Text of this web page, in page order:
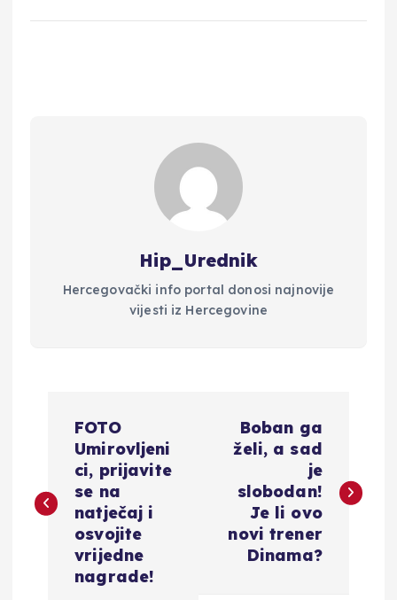
Hip_Urednik
Hercegovački info portal donosi najnovije
vijesti iz Hercegovine
v
FOTO
Umirovljeni
ci, prijavite
se na
natječaj i
osvojite
vrijedne
nagrade!
Boban ga
želi, a sad
je
slobodan!
Je li ovo
novi trener
Dinama?